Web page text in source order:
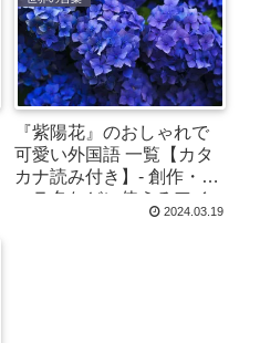
『紫陽花』のおしゃれで
可愛い外国語 一覧【カタ
カナ読み付き】- 創作・キ
ャラ名などに使えるアイ
2024.03.19